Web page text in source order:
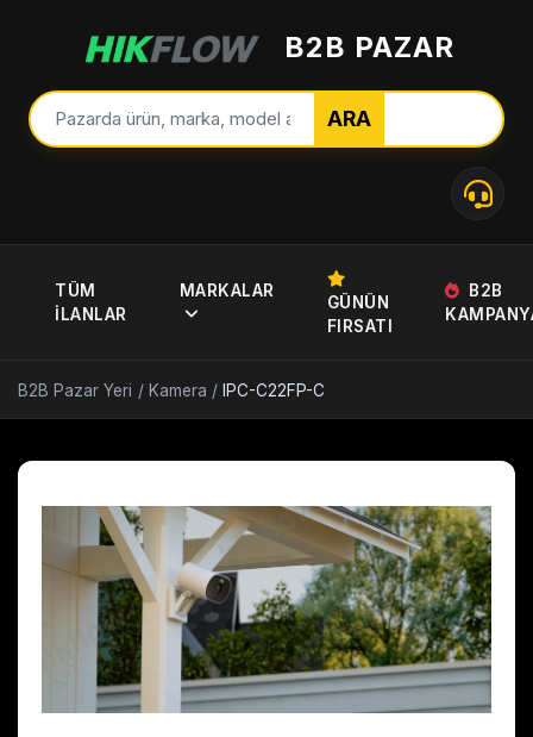
B2B PAZAR
ARA
TÜM
İLANLAR
MARKALAR
GÜNÜN
FIRSATI
B2B
B2B Pazar Yeri / Kamera / IPC-C22FP-C